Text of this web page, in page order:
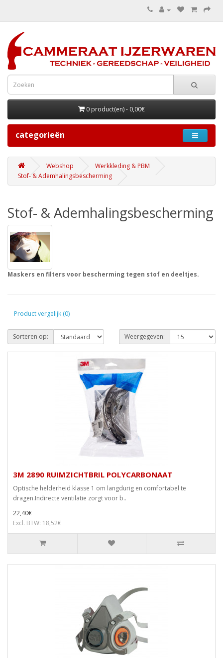
0 product(en) - 0,00€
categorieën
Webshop
Werkkleding & PBM
Stof- & Ademhalingsbescherming
Stof- & Ademhalingsbescherming
Maskers en filters voor bescherming tegen stof en deeltjes.
Product vergelijk (0)
Sorteren op: Weergegeven:
3M 2890 RUIMZICHTBRIL POLYCARBONAAT
Optische helderheid klasse 1 om langdurig en comfortabel te
dragen.Indirecte ventilatie zorgt voor b..
22,40€
Excl. BTW: 18,52€